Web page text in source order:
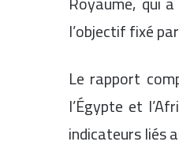
l’objectif fixé
Le rapport
l’Égypte et
indicateurs liés